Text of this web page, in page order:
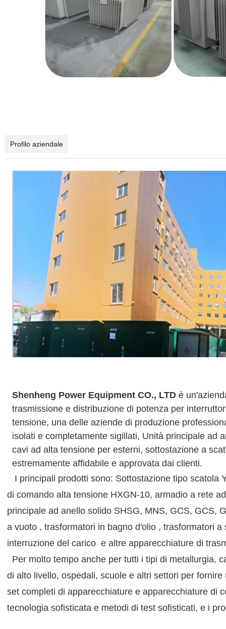
Profilo aziendale
Shenheng Power Equipment CO., LTDè
trasmissione e distribuzione di potenza per
tensione, una delle aziende di produzione
isolati e completamente sigillati, Unità principale ad
cavi ad alta tensione per esterni, sottostazione a
estremamente affidabile e approvata dai clienti.
I principali prodotti sono: Sottostazione tipo scatola
di comando alta tensione HXGN-10, armadio a rete
principale ad anello solido SHSG, MNS, GCS, GCS,
a vuoto , trasformatori in bagno d'olio , trasformatori
interruzione del carico e altre apparecchiature di
Per molto tempo anche per tutti i tipi di metallurgia,
di alto livello, ospedali, scuole e altri settori per
set completi di apparecchiature e apparecchiature di
tecnologia sofisticata e metodi di test sofisticati, e i